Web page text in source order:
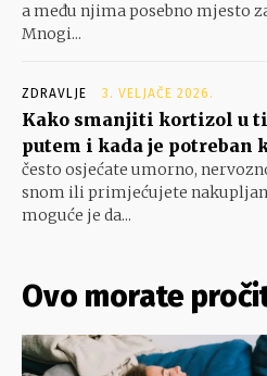
a među njima posebno mjesto
Mnogi...
ZDRAVLJE 3. VELJAČE 2026.
Kako smanjiti kortizol u
putem i kada je potreban
često osjećate umorno,
snom ili primjećujete
moguće je da...
Ovo morate